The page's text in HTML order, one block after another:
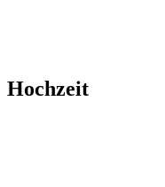
Hochzeit